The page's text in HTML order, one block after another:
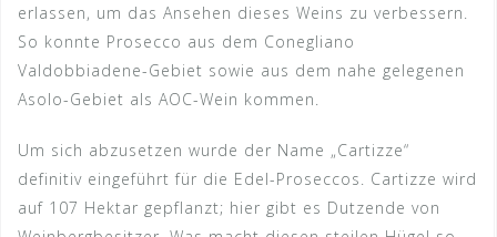
erlassen, um das Ansehen dieses Weins zu verbessern.
So konnte Prosecco aus dem Conegliano
Valdobbiadene-Gebiet sowie aus dem nahe gelegenen
Asolo-Gebiet als AOC-Wein kommen.
Um sich abzusetzen wurde der Name „Cartizze“
definitiv eingeführt für die Edel-Proseccos. Cartizze wird
auf 107 Hektar gepflanzt; hier gibt es Dutzende von